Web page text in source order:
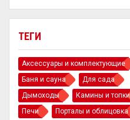
ТЕГИ
Аксессуары и комплектующие
Баня и сауна
Для сада
Дымоходы
Камины и топки
Печи
Порталы и облицовка